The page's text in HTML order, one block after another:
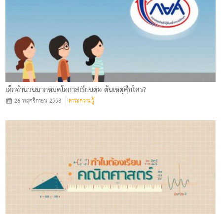
เด็กจำนวนมากหมดโอกาสเรียนต่อ ต้นเหตุคือใคร?
26 พฤศจิกายน 2558 สาระความรู้